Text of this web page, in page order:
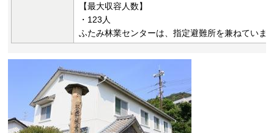
【最大収容人数】
・123人
ふたみ林業センターは、指定避難所を兼ねていま